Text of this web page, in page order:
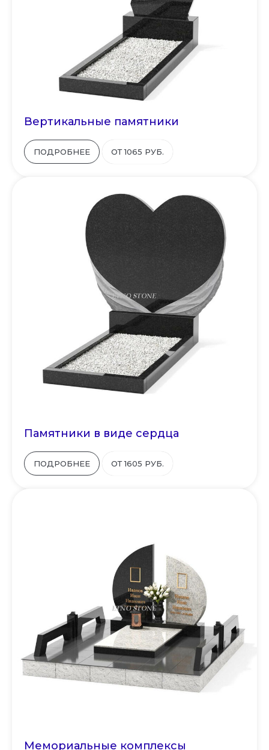
Вертикальные памятники
ПОДРОБНЕЕ ОТ 1065 РУБ.
Памятники в виде сердца
ПОДРОБНЕЕ ОТ 1605 РУБ.
Мемориальные комплексы